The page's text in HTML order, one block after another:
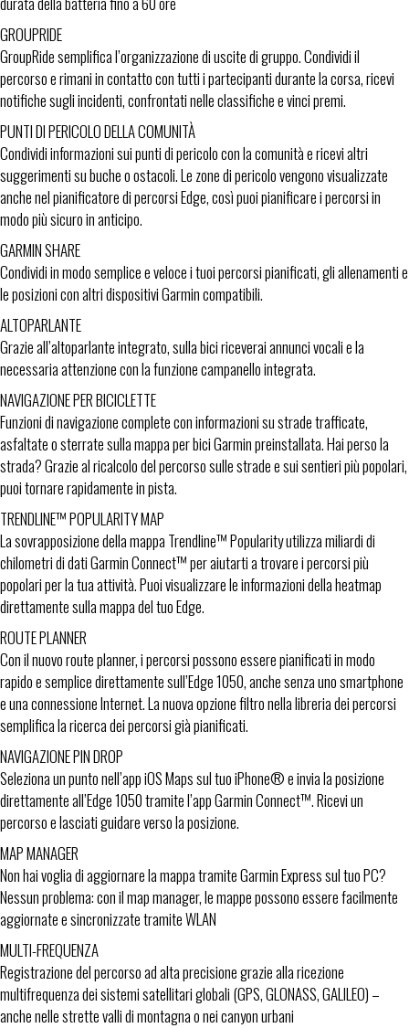
GROUPRIDE
GroupRide semplifica l’organizzazione di uscite di gruppo. Condividi il
percorso e rimani in contatto con tutti i partecipanti durante la corsa, ricevi
notifiche sugli incidenti, confrontati nelle classifiche e vinci premi.
PUNTI DI PERICOLO DELLA COMUNITÀ
Condividi informazioni sui punti di pericolo con la comunità e ricevi altri
suggerimenti su buche o ostacoli. Le zone di pericolo vengono visualizzate
anche nel pianificatore di percorsi Edge, così puoi pianificare i percorsi in
modo più sicuro in anticipo.
GARMIN SHARE
Condividi in modo semplice e veloce i tuoi percorsi pianificati, gli allenamenti e
le posizioni con altri dispositivi Garmin compatibili.
ALTOPARLANTE
Grazie all’altoparlante integrato, sulla bici riceverai annunci vocali e la
necessaria attenzione con la funzione campanello integrata.
NAVIGAZIONE PER BICICLETTE
Funzioni di navigazione complete con informazioni su strade trafficate,
asfaltate o sterrate sulla mappa per bici Garmin preinstallata. Hai perso la
strada? Grazie al ricalcolo del percorso sulle strade e sui sentieri più popolari,
puoi tornare rapidamente in pista.
TRENDLINE™ POPULARITY MAP
La sovrapposizione della mappa Trendline™ Popularity utilizza miliardi di
chilometri di dati Garmin Connect™ per aiutarti a trovare i percorsi più
popolari per la tua attività. Puoi visualizzare le informazioni della heatmap
direttamente sulla mappa del tuo Edge.
ROUTE PLANNER
Con il nuovo route planner, i percorsi possono essere pianificati in modo
rapido e semplice direttamente sull’Edge 1050, anche senza uno smartphone
e una connessione Internet. La nuova opzione filtro nella libreria dei percorsi
semplifica la ricerca dei percorsi già pianificati.
NAVIGAZIONE PIN DROP
Seleziona un punto nell’app iOS Maps sul tuo iPhone® e invia la posizione
direttamente all’Edge 1050 tramite l’app Garmin Connect™. Ricevi un
percorso e lasciati guidare verso la posizione.
MAP MANAGER
Non hai voglia di aggiornare la mappa tramite Garmin Express sul tuo PC?
Nessun problema: con il map manager, le mappe possono essere facilmente
aggiornate e sincronizzate tramite WLAN
MULTI-FREQUENZA
Registrazione del percorso ad alta precisione grazie alla ricezione
multifrequenza dei sistemi satellitari globali (GPS, GLONASS, GALILEO) –
anche nelle strette valli di montagna o nei canyon urbani